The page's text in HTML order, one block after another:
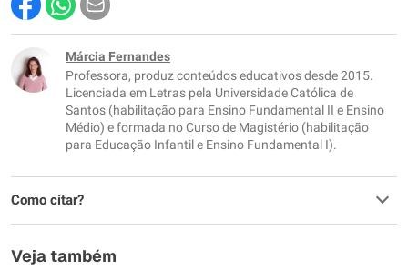
Este conteúdo contém informação incorreta
Este conteúdo não tem a informação que procuro
Outro
Márcia Fernandes
Professora, produz conteúdos educativos desde 2015.
Licenciada em Letras pela Universidade Católica de
Santos (habilitação para Ensino Fundamental II e Ensino
Médio) e formada no Curso de Magistério (habilitação
para Educação Infantil e Ensino Fundamental I).
Como citar?
Veja também